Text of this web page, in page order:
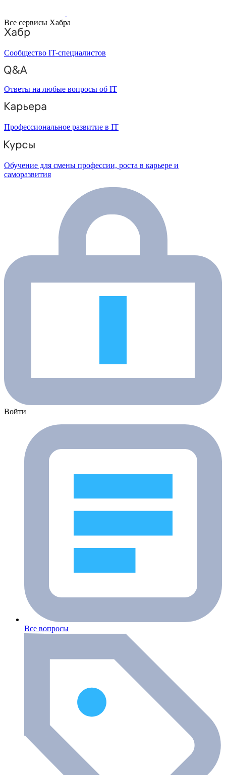
Все сервисы Хабра
Сообщество IT-специалистов
Ответы на любые вопросы об IT
Профессиональное развитие в IT
Обучение для смены профессии, роста в карьере и
саморазвития
Войти
Все вопросы